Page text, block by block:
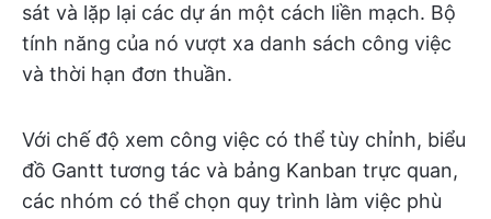
sát và lặp lại các dự án một cách liền mạch. Bộ
tính năng của nó vượt xa danh sách công việc
và thời hạn đơn thuần.
Với chế độ xem công việc có thể tùy chỉnh, biểu
đồ Gantt tương tác và bảng Kanban trực quan,
các nhóm có thể chọn quy trình làm việc phù